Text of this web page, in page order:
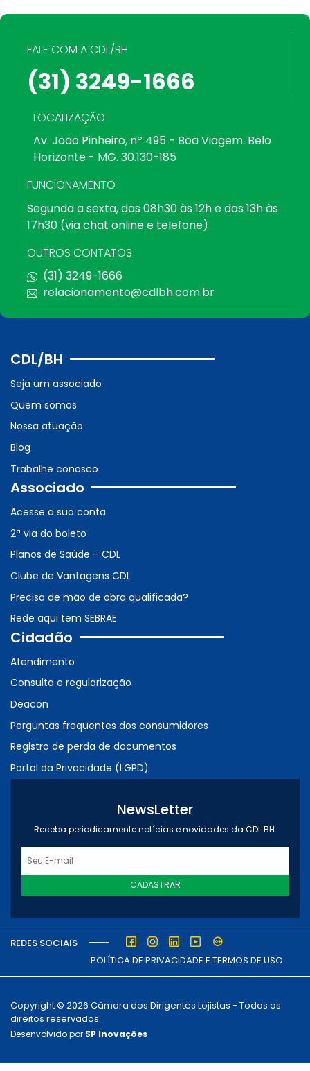
FALE COM A CDL/BH
(31) 3249-1666
LOCALIZAÇÃO
Av. João Pinheiro, nº 495 - Boa Viagem. Belo
Horizonte - MG. 30.130-185
FUNCIONAMENTO
Segunda a sexta, das 08h30 às 12h e das 13h às
17h30 (via chat online e telefone)
OUTROS CONTATOS
(31) 3249-1666
relacionamento@cdlbh.com.br
CDL/BH
Seja um associado
Quem somos
Nossa atuação
Blog
Trabalhe conosco
Associado
Acesse a sua conta
2ª via do boleto
Planos de Saúde – CDL
Clube de Vantagens CDL
Precisa de mão de obra qualificada?
Rede aqui tem SEBRAE
Cidadão
Atendimento
Consulta e regularização
Deacon
Perguntas frequentes dos consumidores
Registro de perda de documentos
Portal da Privacidade (LGPD)
NewsLetter
Receba periodicamente notícias e novidades da CDL BH.
CADASTRAR
REDES SOCIAIS
POLÍTICA DE PRIVACIDADE E TERMOS DE USO
Copyright © 2026 Câmara dos Dirigentes Lojistas - Todos os
direitos reservados.
Desenvolvido por SP Inovações